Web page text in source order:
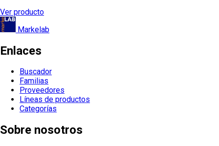
Ver producto
Markelab
Enlaces
Buscador
Familias
Proveedores
Líneas de productos
Categorías
Sobre nosotros